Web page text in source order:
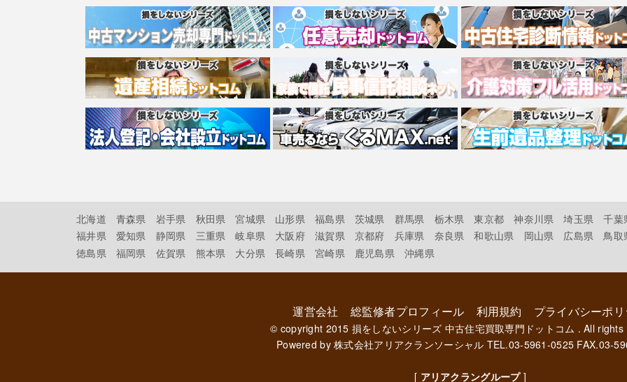
北海道 青森県 岩手県 秋田県 宮城県 山形県 福島県 茨城県 群馬県 栃木県 東京都 神奈川県 埼玉県
千葉
福井県
愛知県 静岡県 三重県 岐阜県 大阪府 滋賀県 京都府 兵庫県 奈良県 和歌山県 岡山県 広島県
鳥取
徳島県
福岡県 佐賀県 熊本県 大分県 長崎県 宮崎県 鹿児島県 沖縄県
運営会社 総監修者プロフィール 利用規約 プライバシーポ
© copyright 2015 損をしないシリーズ 中古住宅買取専門ドットコム . All
Powered by株式会社アリアクランソーシャル TEL.03-5961-0525 FAX.03-
[ アリアクラングループ]